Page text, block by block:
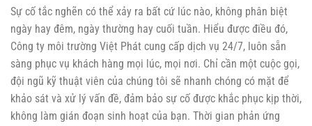
Sự cố tắc nghẽn có thể xảy ra bất cứ lúc nào, không phân biệt
ngày hay đêm, ngày thường hay cuối tuần. Hiểu được điều đó,
Công ty môi trường Việt Phát cung cấp dịch vụ 24/7, luôn sẵn
sàng phục vụ khách hàng mọi lúc, mọi nơi. Chỉ cần một cuộc gọi,
đội ngũ kỹ thuật viên của chúng tôi sẽ nhanh chóng có mặt để
khảo sát và xử lý vấn đề, đảm bảo sự cố được khắc phục kịp thời,
không làm gián đoạn sinh hoạt của bạn. Thời gian phản ứng